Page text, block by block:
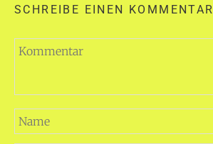
SCHREIBE EINEN KOMMENTAR